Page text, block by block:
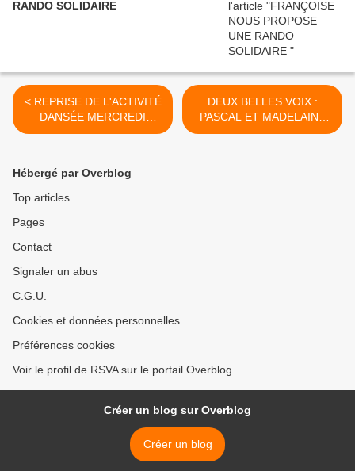
RANDO SOLIDAIRE
< REPRISE DE L'ACTIVITÉ
DANSÉE MERCREDI
14H30
DEUX BELLES VOIX :
PASCAL ET MADELAINE
EN CONCERT >
Hébergé par Overblog
Top articles
Pages
Contact
Signaler un abus
C.G.U.
Cookies et données personnelles
Préférences cookies
Voir le profil de RSVA sur le portail Overblog
Créer un blog sur Overblog
Créer un blog